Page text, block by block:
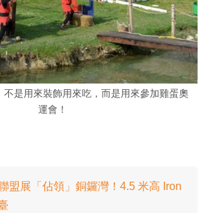
不是用來裝飾用來吃，而是用來參加雞蛋奧
運會！
盟展「佔領」銅鑼灣！4.5 米高 Iron